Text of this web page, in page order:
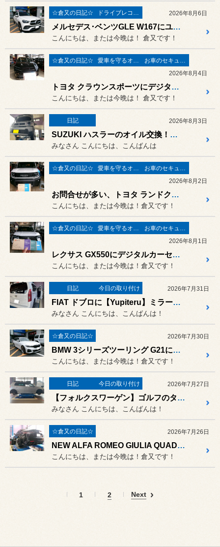
☆倉又の日記☆ ドライブレコーダー・レーダー 2026年8月6日
メルセデス･ベンツGLE W167にユピテル前後ドライブレコーダー＆レーザーレーダー取付！
こんにちは、または今晩は！ 倉又です！
☆倉又の日記☆ 愛車を守るオーサーアラーム
お車のセキュリィティ関連
2026年8月4日
トヨタ クラウンスポーツにデジタルカーセキュリティ オーサーアラーム IGLA2＋&ステンレススキャナー取付、新潟市でカーセキュリティーのご相談（オーサーアラーム、ユピテル アルゴスD1）はスタイルコクピット新潟青山まで！8月5日は定休日です！！
こんにちは、または今晩は！ 倉又です！
日記 2026年8月3日
SUZUKI ハスラーのオイル交換！夏休みのご旅行前に愛車メンテナンスしませんか？
みなさん こんにちは、こんばんは
☆倉又の日記☆ 愛車を守るオーサーアラーム
お車のセキュリィティ関連
2026年8月2日
お問合せが多い、トヨタ ランドクルーザーFJにデジタルカーセキュリティ オーサーアラーム IGLA2＋&ステンレススキャナー取付、新潟市でカーセキュリティーのご相談（オーサーアラーム、ユピテル アルゴスD1）はスタイルコクピット新潟青山まで！！
こんにちは、または今晩は！倉又です！
☆倉又の日記☆ 愛車を守るオーサーアラーム
お車のセキュリィティ関連
2026年8月1日
レクサス GX550にデジタルカーセキュリティ オーサーアラーム IGLA2＋&Compass 4G&SIREN BT取付、新潟市でカーセキュリティーのご相談（オーサーアラーム、ユピテル アルゴスD1）はスタイルコクピット新潟青山まで！！
こんにちは、または今晩は！倉又です！
日記 今日の取り付け 2026年7月31日
FIAT ドブロに【Yupiteru】ミラー型ドライブレコーダーZNV-800Mを取り付けました！
みなさん こんにちは、こんばんは！
☆倉又の日記☆ 2026年7月30日
BMW 3シリーズツーリング G21にBBS LM＆ポテンザS007A 19インチ装着！
こんにちは、または今晩は！倉又です！
日記 今日の取り付け 2026年7月27日
【フォルクスワーゲン】ゴルフのタイヤ交換作業！ブリヂストンのカジュアルスポーツタイヤ「POTENZA Adrenalin RE005」を装着！
みなさん こんにちは、こんばんは！
☆倉又の日記☆ 2026年7月26日
NEW ALFA ROMEO GIULIA QUADRIFOGLIO（アルファロメオ ジュリア クアドリフォリオ）を4輪アライメント測定＆調整！
こんにちは、または今晩は！倉又です！
1 2 Next